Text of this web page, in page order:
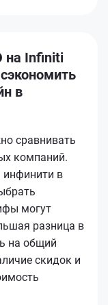
на Infiniti
в
сравнивать
компаний.
инфинити в
могут
разница в
на общий
скидок и